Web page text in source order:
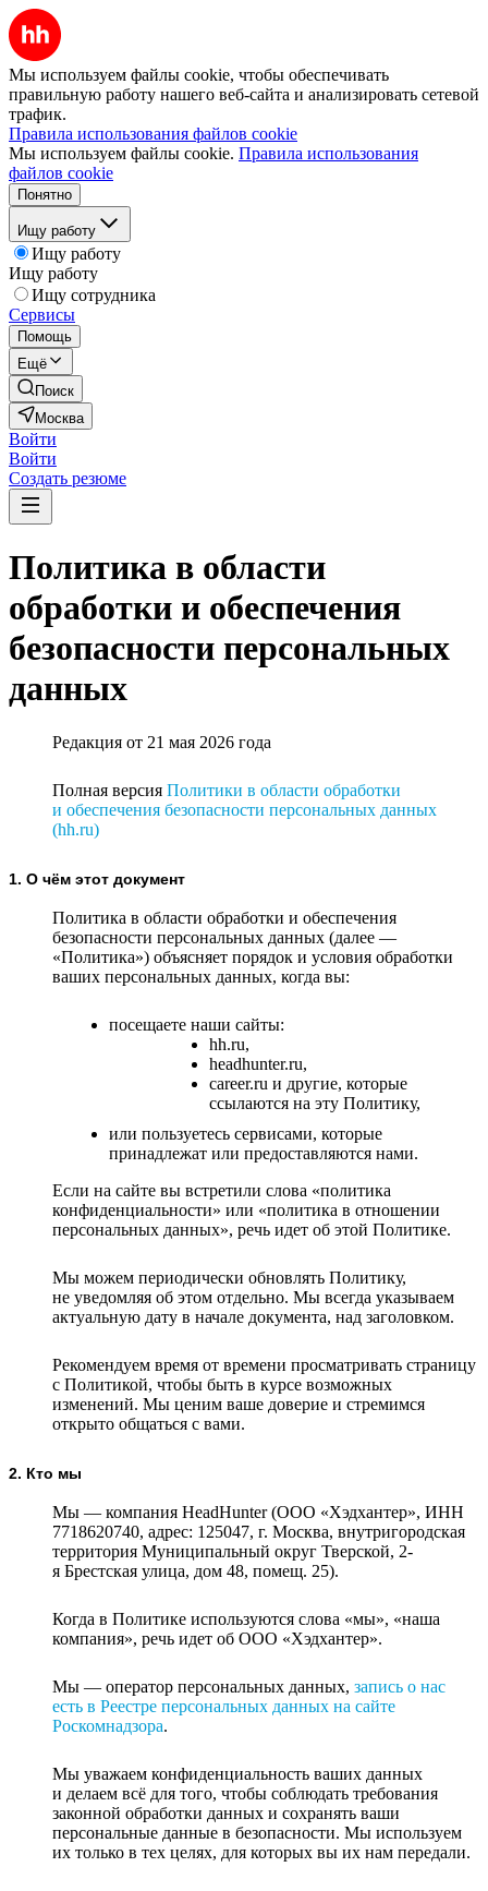
Мы используем файлы cookie, чтобы обеспечивать
правильную работу нашего веб-сайта и анализировать сетевой
трафик.
Правила использования файлов cookie
Мы используем файлы cookie. Правила использования
файлов cookie
Понятно
Ищу работу
Ищу работу
Ищу работу
Ищу сотрудника
Сервисы
Помощь
Ещё
Поиск
Москва
Войти
Войти
Создать резюме
Политика в области
обработки и обеспечения
безопасности персональных
данных
Редакция от 21 мая 2026 года
Полная версия Политики в области обработки
и обеспечения безопасности персональных данных
(hh.ru)
1. О чём этот документ
Политика в области обработки и обеспечения
безопасности персональных данных (далее —
«Политика») объясняет порядок и условия обработки
ваших персональных данных, когда вы:
посещаете наши сайты:
hh.ru,
headhunter.ru,
career.ru и другие, которые
ссылаются на эту Политику,
или пользуетесь сервисами, которые
принадлежат или предоставляются нами.
Если на сайте вы встретили слова «политика
конфиденциальности» или «политика в отношении
персональных данных», речь идет об этой Политике.
Мы можем периодически обновлять Политику,
не уведомляя об этом отдельно. Мы всегда указываем
актуальную дату в начале документа, над заголовком.
Рекомендуем время от времени просматривать страницу
с Политикой, чтобы быть в курсе возможных
изменений. Мы ценим ваше доверие и стремимся
открыто общаться с вами.
2. Кто мы
Мы — компания HeadHunter (ООО «Хэдхантер», ИНН
7718620740, адрес: 125047, г. Москва, внутригородская
территория Муниципальный округ Тверской, 2-
я Брестская улица, дом 48, помещ. 25).
Когда в Политике используются слова «мы», «наша
компания», речь идет об ООО «Хэдхантер».
Мы — оператор персональных данных, запись о нас
есть в Реестре персональных данных на сайте
Роскомнадзора.
Мы уважаем конфиденциальность ваших данных
и делаем всё для того, чтобы соблюдать требования
законной обработки данных и сохранять ваши
персональные данные в безопасности. Мы используем
их только в тех целях, для которых вы их нам передали.